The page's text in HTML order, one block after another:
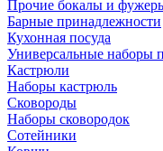
Прочие бокалы и
Барные принадлежности
Кухонная посуда
Универсальные наборы
Кастрюли
Наборы кастрюль
Сковороды
Наборы сковородок
Сотейники